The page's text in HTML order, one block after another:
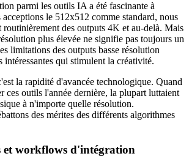
parmi les outils IA a été fascinante à
le 512x512 comme standard, nous
routinièrement des outputs 4K et au-delà. Mais
plus élevée ne signifie pas toujours un
limitations des outputs basse résolution
intéressantes qui stimulent la créativité.
la rapidité d'avancée technologique. Quand
ces outils l'année dernière, la plupart luttaient
à n'importe quelle résolution.
des mérites des différents algorithmes
et workflows d'intégration